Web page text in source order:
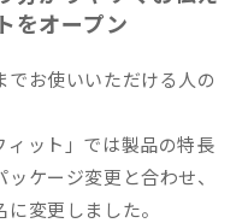
をオープン
お使いいただける人の
ィット」では製品の特長
ケージ変更と合わせ、
変更しました。